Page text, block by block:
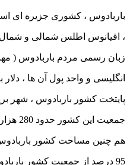
باربادوس ، کشوری جزیره ای
، اقیانوس اطلس شمالی و
زبان رسمی مردم باربادوس (
انگلیسی و واحد پول آن ها ،
پایتخت کشور باربادوس ، شهر
جمعیت این کشور حدود 280 هزار نفر می باشد .
هم چنین مساحت کشور باربادوس ، 431 کیلومتر مربع
95 درصد از جمعیت کشور باربادوس را مسیحیان تشکیل می دهند .